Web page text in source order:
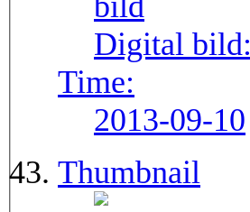
Digital bild:
Time:
2013-09-10
Thumbnail